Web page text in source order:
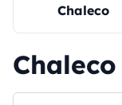
Chaleco
Chaleco